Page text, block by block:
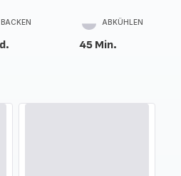
BACKEN ABKÜHLEN
45 Min.